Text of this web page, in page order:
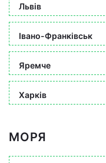
Львів
Івано-Франківськ
Яремче
Харків
МОРЯ